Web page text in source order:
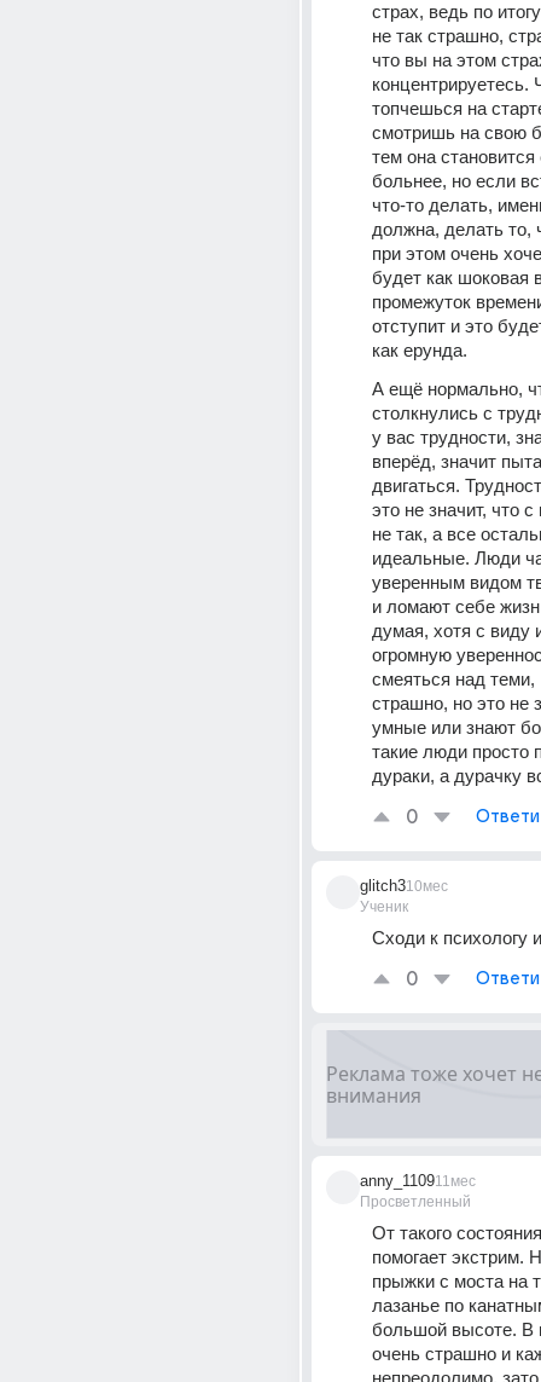
страх, ведь по
не так страшно,
что вы на этом
топчешься на
смотришь на свою
тем она
больнее, но если
что-то делать,
должна, делать то,
при этом очень
будет как шоковая
промежуток
отступит и это
как ерунда.
А ещё нормально,
столкнулись с
у вас трудности,
вперёд, значит
двигаться.
это не значит, что
не так, а все
идеальные. Люди
уверенным видом
и ломают себе
думая, хотя с виду
огромную
смеяться над теми,
страшно, но это не
умные или знают
такие люди просто
дураки, а дурачку
0
glitch3
Ученик
10мес
Сходи к психологу
0
anny_1109
Просветленный
11мес
От такого
помогает экстрим.
прыжки с моста на
лазанье по
большой высоте. В
очень страшно и
непреодолимо,